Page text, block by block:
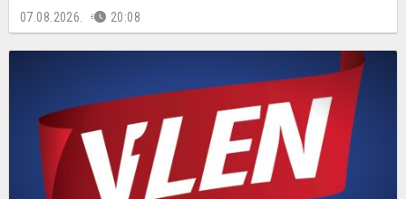
07.08.2026. 20:08